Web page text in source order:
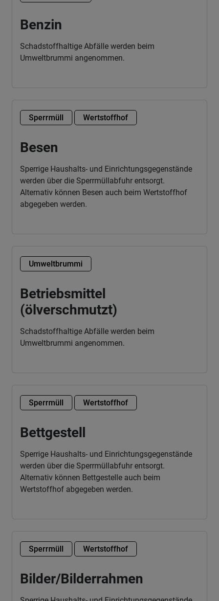
Benzin
Schadstoffhaltige Abfälle werden beim
Umweltbrummi angenommen.
Sperrmüll Wertstoffhof
Besen
Sperrige Haushalts- und Einrichtungsgegenstände
werden über die Sperrmüllabfuhr entsorgt.
Alternativ können Besen auch beim Wertstoffhof
abgegeben werden.
Umweltbrummi
Betriebsmittel
(ölverschmutzt)
Schadstoffhaltige Abfälle werden beim
Umweltbrummi angenommen.
Sperrmüll Wertstoffhof
Bettgestell
Sperrige Haushalts- und Einrichtungsgegenstände
werden über die Sperrmüllabfuhr entsorgt.
Alternativ können Bettgestelle auch beim
Wertstoffhof abgegeben werden.
Sperrmüll Wertstoffhof
Bilder/Bilderrahmen